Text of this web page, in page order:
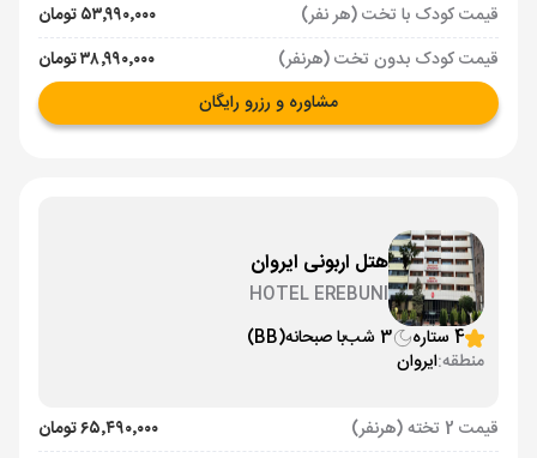
قیمت کودک با تخت (هر نفر)
۵۳٬۹۹۰٬۰۰۰ تومان
قیمت کودک بدون تخت (هرنفر)
۳۸٬۹۹۰٬۰۰۰ تومان
مشاوره و رزرو رایگان
هتل اربونی ایروان
HOTEL EREBUNI
4 ستاره
3 شب با صبحانه(BB)
منطقه:ایروان
قیمت 2 تخته (هرنفر)
۶۵٬۴۹۰٬۰۰۰ تومان